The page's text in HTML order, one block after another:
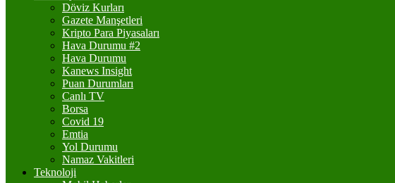
Döviz Kurları
Gazete Manşetleri
Kripto Para Piyasaları
Hava Durumu #2
Hava Durumu
Kanews Insight
Puan Durumları
Canlı TV
Borsa
Covid 19
Emtia
Yol Durumu
Namaz Vakitleri
Teknoloji